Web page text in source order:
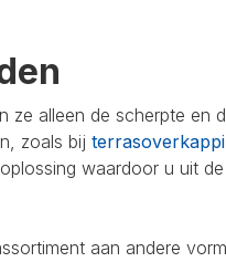
alleen de scherpte en
zoals bij
waardoor u uit
aan andere